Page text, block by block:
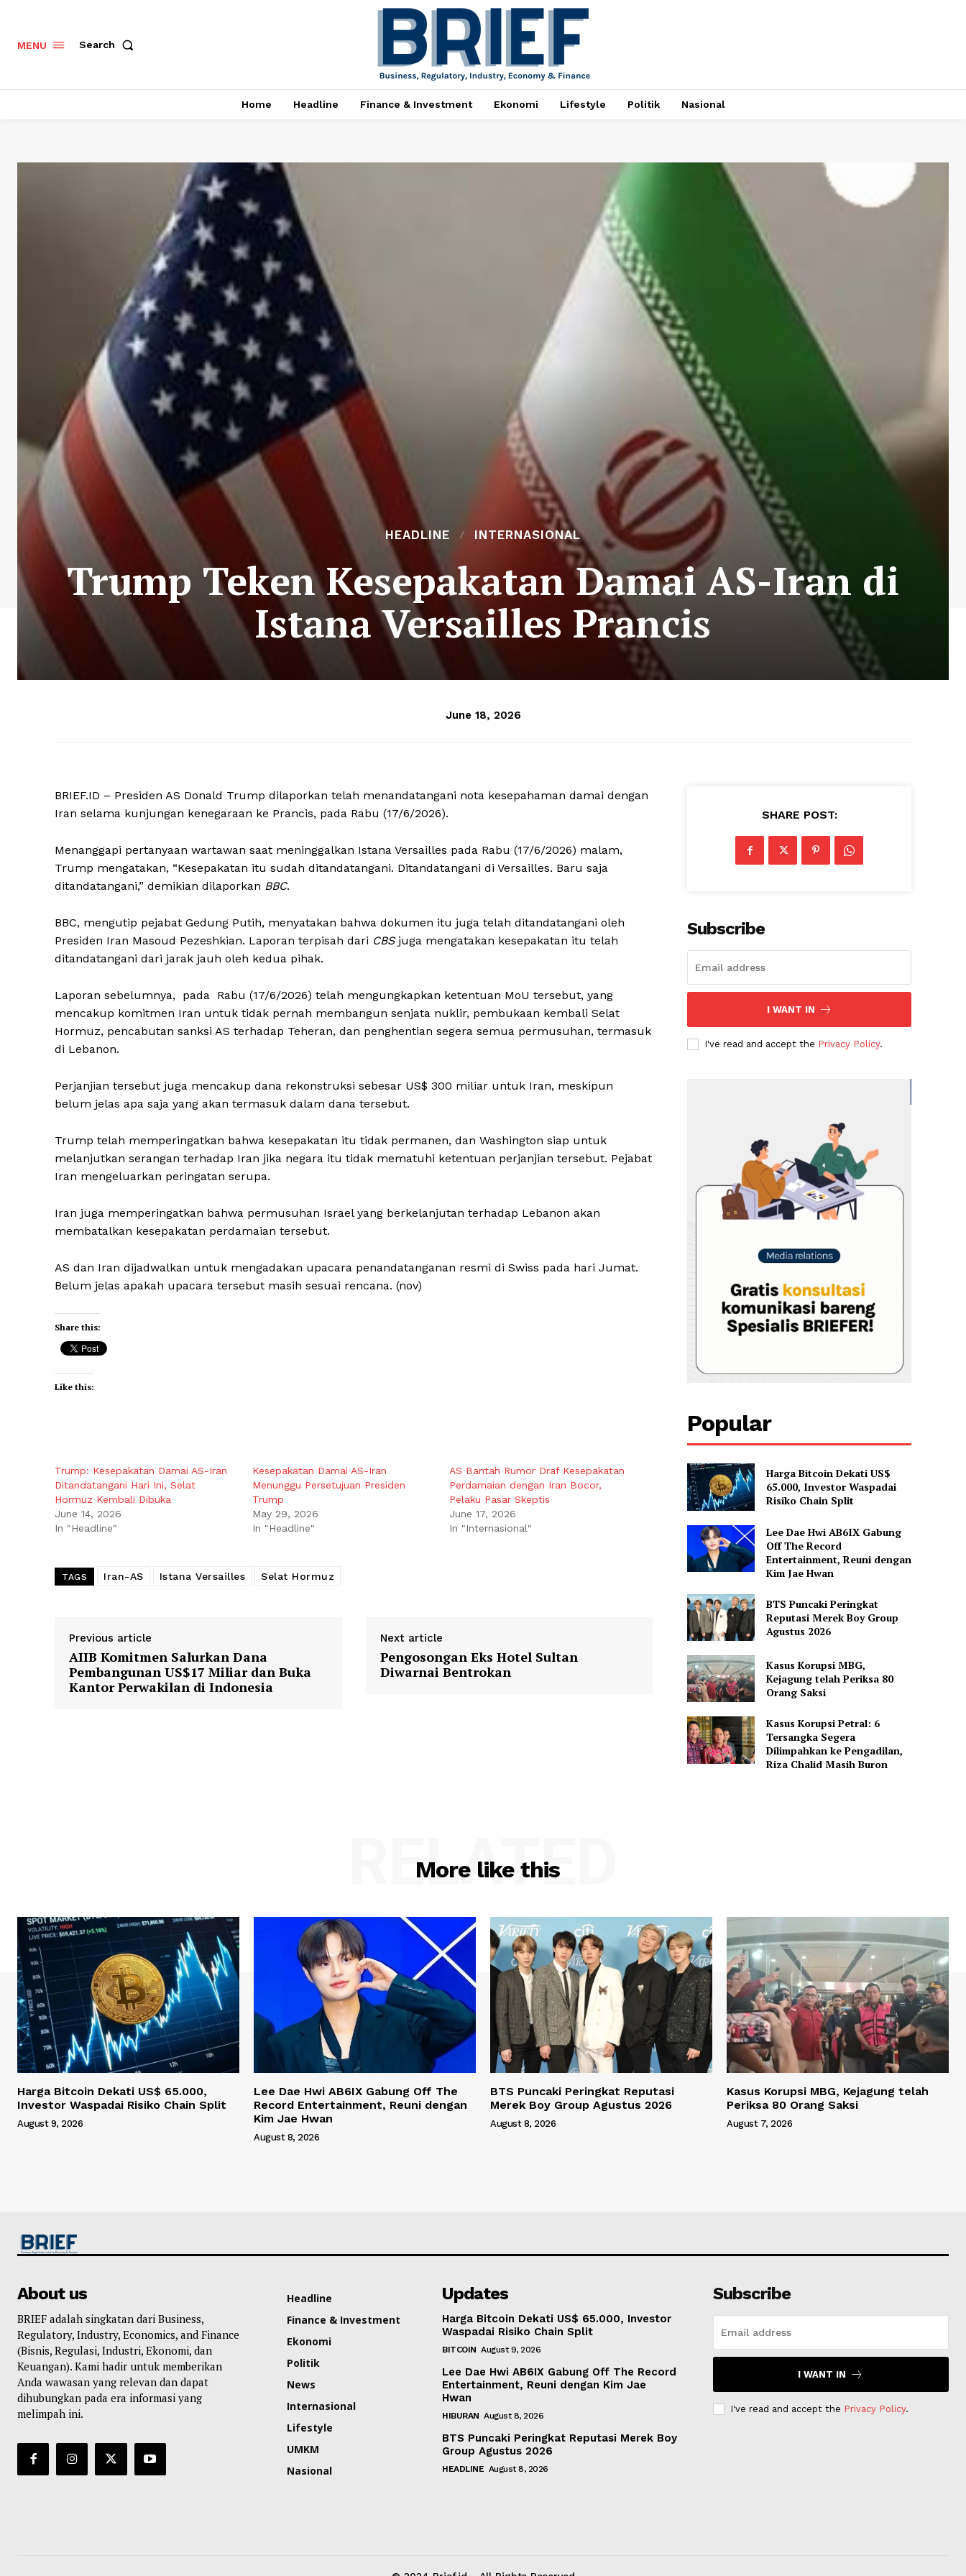
MENU Search
Home Headline Finance & Investment Ekonomi Lifestyle Politik Nasional
HEADLINE INTERNASIONAL
Trump Teken Kesepakatan Damai AS-Iran di
Istana Versailles Prancis
June 18, 2026
BRIEF.ID – Presiden AS Donald Trump dilaporkan telah menandatangani nota kesepahaman damai dengan
Iran selama kunjungan kenegaraan ke Prancis, pada Rabu (17/6/2026).
Menanggapi pertanyaan wartawan saat meninggalkan Istana Versailles pada Rabu (17/6/2026) malam,
Trump mengatakan, “Kesepakatan itu sudah ditandatangani. Ditandatangani di Versailles. Baru saja
ditandatangani,” demikian dilaporkan BBC.
BBC, mengutip pejabat Gedung Putih, menyatakan bahwa dokumen itu juga telah ditandatangani oleh
Presiden Iran Masoud Pezeshkian. Laporan terpisah dari CBSjuga mengatakan kesepakatan itu telah
ditandatangani dari jarak jauh oleh kedua pihak.
Laporan sebelumnya, pada Rabu (17/6/2026) telah mengungkapkan ketentuan MoU tersebut, yang
mencakup komitmen Iran untuk tidak pernah membangun senjata nuklir, pembukaan kembali Selat
Hormuz, pencabutan sanksi AS terhadap Teheran, dan penghentian segera semua permusuhan, termasuk
di Lebanon.
Perjanjian tersebut juga mencakup dana rekonstruksi sebesar US$ 300 miliar untuk Iran, meskipun
belum jelas apa saja yang akan termasuk dalam dana tersebut.
Trump telah memperingatkan bahwa kesepakatan itu tidak permanen, dan Washington siap untuk
melanjutkan serangan terhadap Iran jika negara itu tidak mematuhi ketentuan perjanjian tersebut. Pejabat
Iran mengeluarkan peringatan serupa.
Iran juga memperingatkan bahwa permusuhan Israel yang berkelanjutan terhadap Lebanon akan
membatalkan kesepakatan perdamaian tersebut.
AS dan Iran dijadwalkan untuk mengadakan upacara penandatanganan resmi di Swiss pada hari Jumat.
Belum jelas apakah upacara tersebut masih sesuai rencana. (nov)
Share this:
Like this:
Trump: Kesepakatan Damai AS-Iran
Ditandatangani Hari Ini, Selat
Hormuz Kembali Dibuka
June 14, 2026
In "Headline"
Kesepakatan Damai AS-Iran
Menunggu Persetujuan Presiden
Trump
May 29, 2026
In "Headline"
AS Bantah Rumor Draf Kesepakatan
Perdamaian dengan Iran Bocor,
Pelaku Pasar Skeptis
June 17, 2026
In "Internasional"
TAGS Iran-AS Istana Versailles Selat Hormuz
Previous article
AIIB Komitmen Salurkan Dana
Pembangunan US$17 Miliar dan Buka
Kantor Perwakilan di Indonesia
Next article
Pengosongan Eks Hotel Sultan
Diwarnai Bentrokan
SHARE POST:
Subscribe
I WANT IN
I've read and accept the Privacy Policy.
Popular
Harga Bitcoin Dekati US$
65.000, Investor Waspadai
Risiko Chain Split
Lee Dae Hwi AB6IX Gabung
Off The Record
Entertainment, Reuni dengan
Kim Jae Hwan
BTS Puncaki Peringkat
Reputasi Merek Boy Group
Agustus 2026
Kasus Korupsi MBG,
Kejagung telah Periksa 80
Orang Saksi
Kasus Korupsi Petral: 6
Tersangka Segera
Dilimpahkan ke Pengadilan,
Riza Chalid Masih Buron
More like this
RELATED
Harga Bitcoin Dekati US$ 65.000,
Investor Waspadai Risiko Chain Split
August 9, 2026
Lee Dae Hwi AB6IX Gabung Off The
Record Entertainment, Reuni dengan
Kim Jae Hwan
August 8, 2026
BTS Puncaki Peringkat Reputasi
Merek Boy Group Agustus 2026
August 8, 2026
Kasus Korupsi MBG, Kejagung telah
Periksa 80 Orang Saksi
August 7, 2026
About us
BRIEF adalah singkatan dari Business,
Regulatory, Industry, Economics, and Finance
(Bisnis, Regulasi, Industri, Ekonomi, dan
Keuangan). Kami hadir untuk memberikan
Anda wawasan yang relevan dan dapat
dihubungkan pada era informasi yang
melimpah ini.
Headline
Finance & Investment
Ekonomi
Politik
News
Internasional
Lifestyle
UMKM
Nasional
Updates
Harga Bitcoin Dekati US$ 65.000, Investor
Waspadai Risiko Chain Split
BITCOIN August 9, 2026
Lee Dae Hwi AB6IX Gabung Off The Record
Entertainment, Reuni dengan Kim Jae
Hwan
HIBURAN August 8, 2026
BTS Puncaki Peringkat Reputasi Merek Boy
Group Agustus 2026
HEADLINE August 8, 2026
Subscribe
I WANT IN
I've read and accept the Privacy Policy.